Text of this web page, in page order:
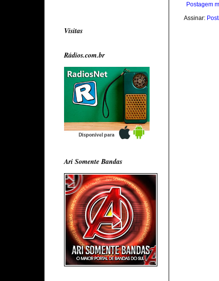
Postagem
Assinar:
Visitas
Rádios.com.br
Ari Somente Bandas